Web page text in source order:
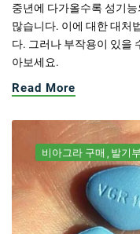
중년에 다가올수록 성기
많습니다. 이에 대한 대처
다. 그러나 부작용이 있을
아보세요.
Read More
비아그라 구매 발기